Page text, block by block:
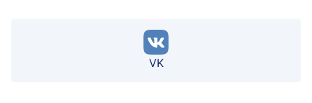
VK